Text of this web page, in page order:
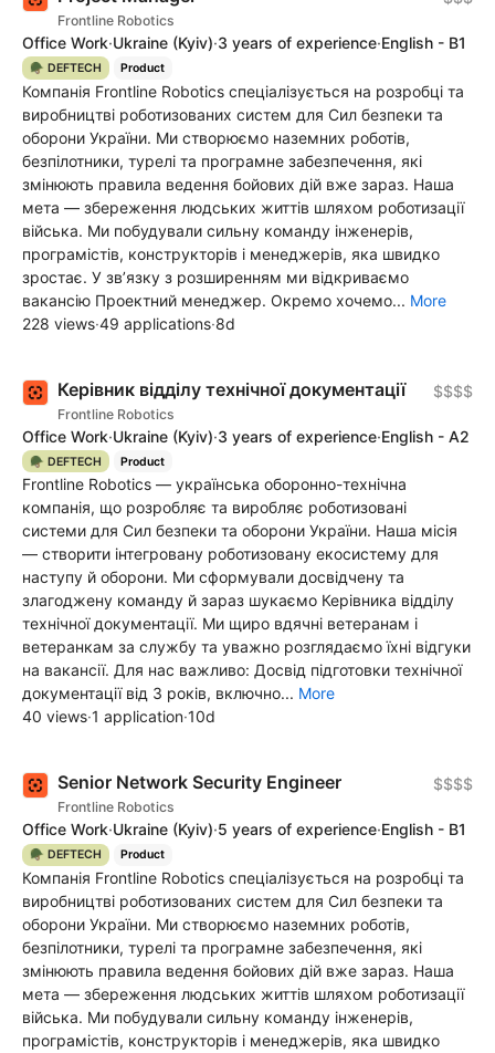
Frontline Robotics
Office Work·Ukraine (Kyiv)·3 years of experience·English - B1
🪖 DEFTECH Product
Компанія Frontline Robotics спеціалізується на розробці та
виробництві роботизованих систем для Сил безпеки та
оборони України. Ми створюємо наземних роботів,
безпілотники, турелі та програмне забезпечення, які
змінюють правила ведення бойових дій вже зараз. Наша
мета — збереження людських життів шляхом роботизації
війська. Ми побудували сильну команду інженерів,
програмістів, конструкторів і менеджерів, яка швидко
зростає. У зв’язку з розширенням ми відкриваємо
вакансію Проектний менеджер. Окремо хочемо... More
228 views·49 applications·8d
Керівник відділу технічної документації
Frontline Robotics
$$$$
Office Work·Ukraine (Kyiv)·3 years of experience·English - A2
🪖 DEFTECH Product
Frontline Robotics — українська оборонно-технічна
компанія, що розробляє та виробляє роботизовані
системи для Сил безпеки та оборони України. Наша місія
— створити інтегровану роботизовану екосистему для
наступу й оборони. Ми сформували досвідчену та
злагоджену команду й зараз шукаємо Керівника відділу
технічної документації. Ми щиро вдячні ветеранам і
ветеранкам за службу та уважно розглядаємо їхні відгуки
на вакансії. Для нас важливо: Досвід підготовки технічної
документації від 3 років, включно... More
40 views·1 application·10d
Senior Network Security Engineer
Frontline Robotics
$$$$
Office Work·Ukraine (Kyiv)·5 years of experience·English - B1
🪖 DEFTECH Product
Компанія Frontline Robotics спеціалізується на розробці та
виробництві роботизованих систем для Сил безпеки та
оборони України. Ми створюємо наземних роботів,
безпілотники, турелі та програмне забезпечення, які
змінюють правила ведення бойових дій вже зараз. Наша
мета — збереження людських життів шляхом роботизації
війська. Ми побудували сильну команду інженерів,
програмістів, конструкторів і менеджерів, яка швидко